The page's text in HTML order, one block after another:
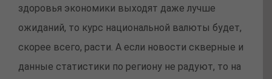
здоровья экономики выходят даже лучше
ожиданий, то курс национальной валюты будет,
скорее всего, расти. А если новости скверные и
данные статистики по региону не радуют, то на